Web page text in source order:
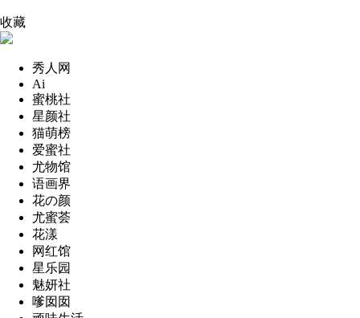
收藏
秀人网
Ai
蜜桃社
星颜社
猫萌榜
爱蜜社
尤物馆
语画界
花の颜
尤蜜荟
花漾
网红馆
星乐园
魅妍社
嗲囡囡